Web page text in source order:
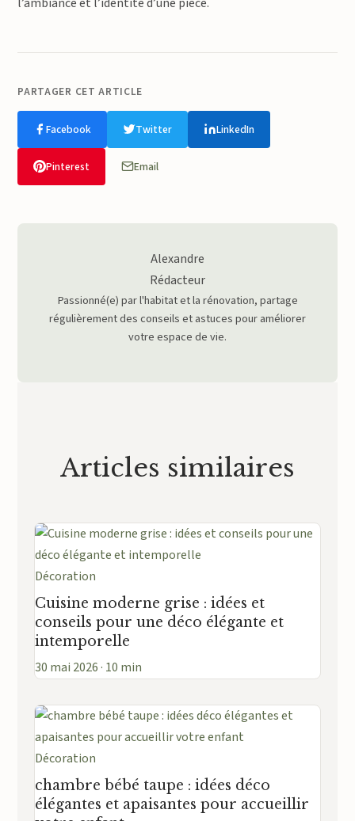
PARTAGER CET ARTICLE
Facebook Twitter LinkedIn
Pinterest Email
Alexandre
Rédacteur
Passionné(e) par l'habitat et la rénovation, partage
régulièrement des conseils et astuces pour améliorer
votre espace de vie.
Articles similaires
Décoration
Cuisine moderne grise : idées et
conseils pour une déco élégante et
intemporelle
30 mai 2026 · 10 min
Décoration
chambre bébé taupe : idées déco
élégantes et apaisantes pour accueillir